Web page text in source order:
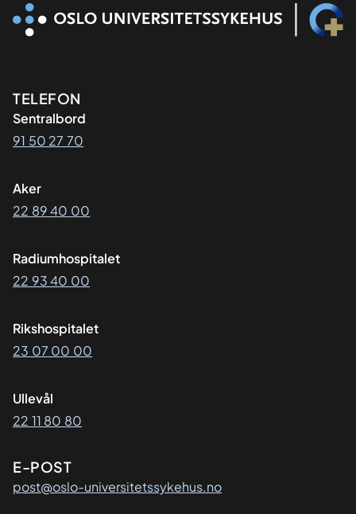
Kontaktinformasjon
TELEFON
Sentralbord
91 50 27 70
Aker
22 89 40 00
Radiumhospitalet
22 93 40 00
Rikshospitalet
23 07 00 00
Ullevål
22 11 80 80
E-POST
post@oslo-universitetssykehus.no